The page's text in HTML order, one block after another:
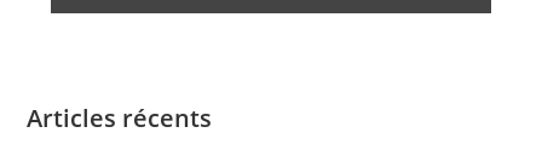
Articles récents